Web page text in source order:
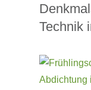
Technik